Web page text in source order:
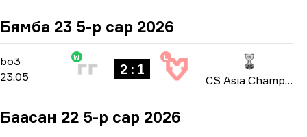
Бямба 23 5-р сар 2026
bo3 -bo3
23.05
W
2 : 1
L
CS Asia Championships 2026
Баасан 22 5-р сар 2026